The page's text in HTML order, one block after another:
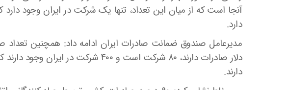
آنجا است که از میان این تعداد، تنها یک شرکت در ایران وجود دارد
دارد.
دارند.